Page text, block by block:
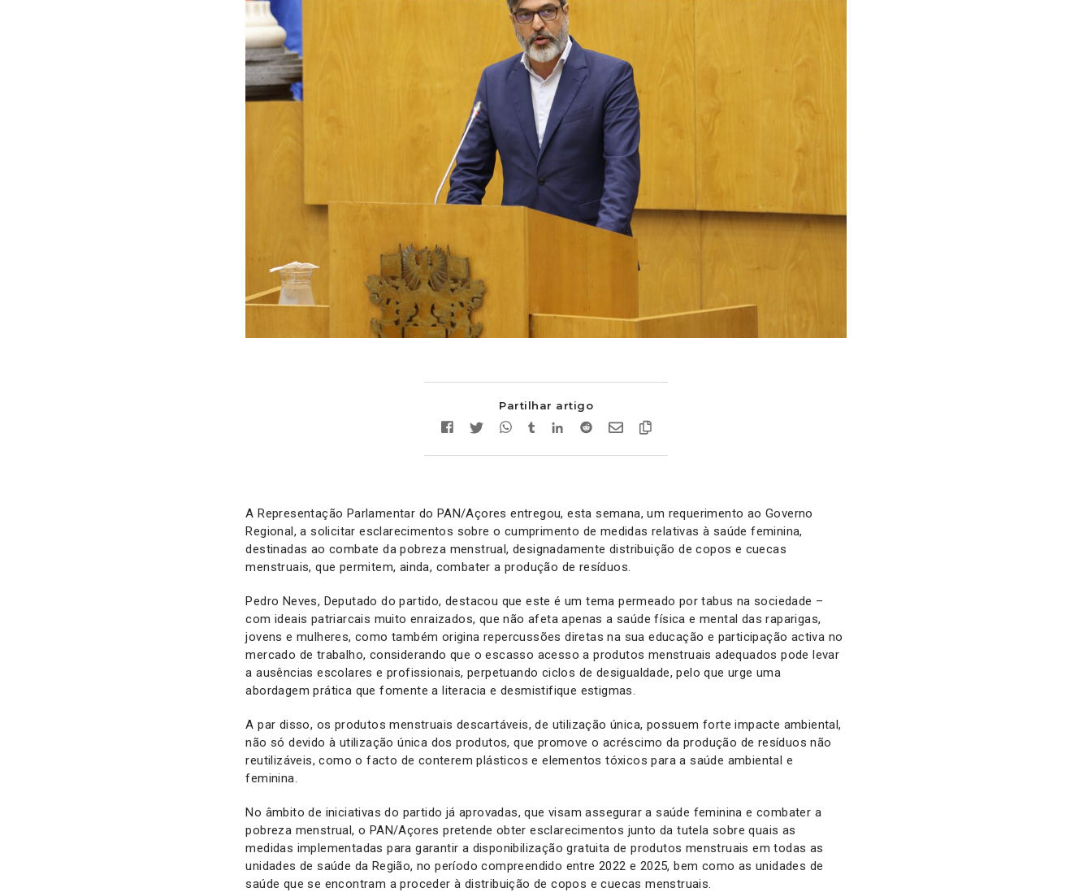
Partilhar artigo
A Representação Parlamentar do PAN/Açores entregou, esta semana, um requerimento ao Governo
Regional, a solicitar esclarecimentos sobre o cumprimento de medidas relativas à saúde feminina,
destinadas ao combate da pobreza menstrual, designadamente distribuição de copos e cuecas
menstruais, que permitem, ainda, combater a produção de resíduos.
Pedro Neves, Deputado do partido, destacou que este é um tema permeado por tabus na sociedade –
com ideais patriarcais muito enraizados, que não afeta apenas a saúde física e mental das raparigas,
jovens e mulheres, como também origina repercussões diretas na sua educação e participação activa no
mercado de trabalho, considerando que o escasso acesso a produtos menstruais adequados pode levar
a ausências escolares e profissionais, perpetuando ciclos de desigualdade, pelo que urge uma
abordagem prática que fomente a literacia e desmistifique estigmas.
A par disso, os produtos menstruais descartáveis, de utilização única, possuem forte impacte ambiental,
não só devido à utilização única dos produtos, que promove o acréscimo da produção de resíduos não
reutilizáveis, como o facto de conterem plásticos e elementos tóxicos para a saúde ambiental e
feminina.
No âmbito de iniciativas do partido já aprovadas, que visam assegurar a saúde feminina e combater a
pobreza menstrual, o PAN/Açores pretende obter esclarecimentos junto da tutela sobre quais as
medidas implementadas para garantir a disponibilização gratuita de produtos menstruais em todas as
unidades de saúde da Região, no período compreendido entre 2022 e 2025, bem como as unidades de
saúde que se encontram a proceder à distribuição de copos e cuecas menstruais.